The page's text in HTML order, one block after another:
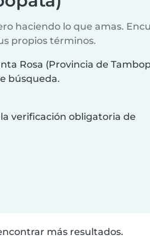
haciendo lo que amas.
propios términos.
Rosa (Provincia de
búsqueda.
verificación obligatoria de
más resultados.